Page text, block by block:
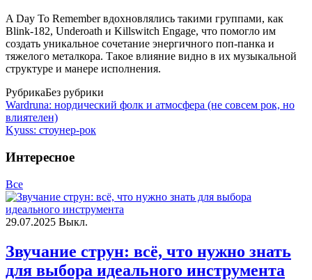
A Day To Remember вдохновлялись такими группами, как
Blink-182, Underoath и Killswitch Engage, что помогло им
создать уникальное сочетание энергичного поп-панка и
тяжелого металкора. Такое влияние видно в их музыкальной
структуре и манере исполнения.
РубрикаБез рубрики
Wardruna: нордический фолк и атмосфера (не совсем рок, но
влиятелен)
Kyuss: стоунер-рок
Интересное
Все
29.07.2025 Выкл.
Звучание струн: всё, что нужно знать
для выбора идеального инструмента